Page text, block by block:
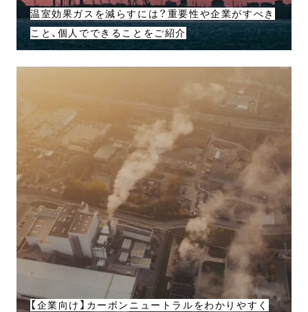
温室効果ガスを減らすには？重要性や企業がすべき
こと、個人でできることをご紹介
【企業向け】カーボンニュートラルをわかりやすく